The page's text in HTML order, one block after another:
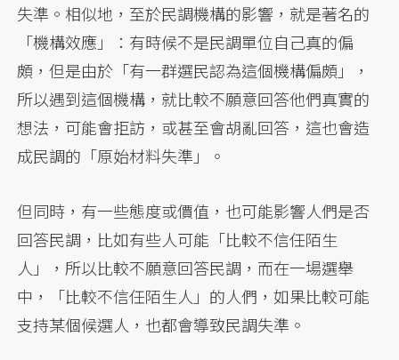
失準。相似地，至於民調機構的影響，就是著名的
「機構效應」：有時候不是民調單位自己真的偏
頗，但是由於「有一群選民認為這個機構偏頗」，
所以遇到這個機構，就比較不願意回答他們真實的
想法，可能會拒訪，或甚至會胡亂回答，這也會造
成民調的「原始材料失準」。
但同時，有一些態度或價值，也可能影響人們是否
回答民調，比如有些人可能「比較不信任陌生
人」，所以比較不願意回答民調，而在一場選舉
中，「比較不信任陌生人」的人們，如果比較可能
支持某個候選人，也都會導致民調失準。